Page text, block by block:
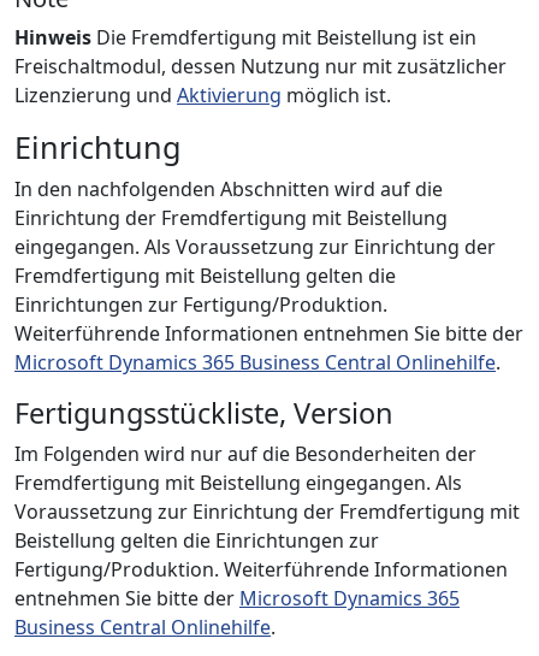
Hinweis Die Fremdfertigung mit Beistellung ist ein
Freischaltmodul, dessen Nutzung nur mit zusätzlicher
Lizenzierung und Aktivierung möglich ist.
Einrichtung
In den nachfolgenden Abschnitten wird auf die
Einrichtung der Fremdfertigung mit Beistellung
eingegangen. Als Voraussetzung zur Einrichtung der
Fremdfertigung mit Beistellung gelten die
Einrichtungen zur Fertigung/Produktion.
Weiterführende Informationen entnehmen Sie bitte der
Microsoft Dynamics 365 Business Central Onlinehilfe.
Fertigungsstückliste, Version
Im Folgenden wird nur auf die Besonderheiten der
Fremdfertigung mit Beistellung eingegangen. Als
Voraussetzung zur Einrichtung der Fremdfertigung mit
Beistellung gelten die Einrichtungen zur
Fertigung/Produktion. Weiterführende Informationen
entnehmen Sie bitte der Microsoft Dynamics 365
Business Central Onlinehilfe.